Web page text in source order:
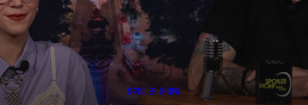
SPOILER SHOW